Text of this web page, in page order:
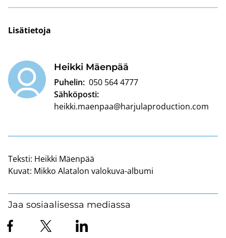
Li­sä­tie­to­ja
Heik­ki Mäen­pää
Puhelin: 050 564 4777
Sähköposti:
heikki.maenpaa@harjulaproduction.com
Teksti: Heikki Mäenpää
Kuvat: Mikko Alatalon valokuva-albumi
Jaa sosiaalisessa mediassa